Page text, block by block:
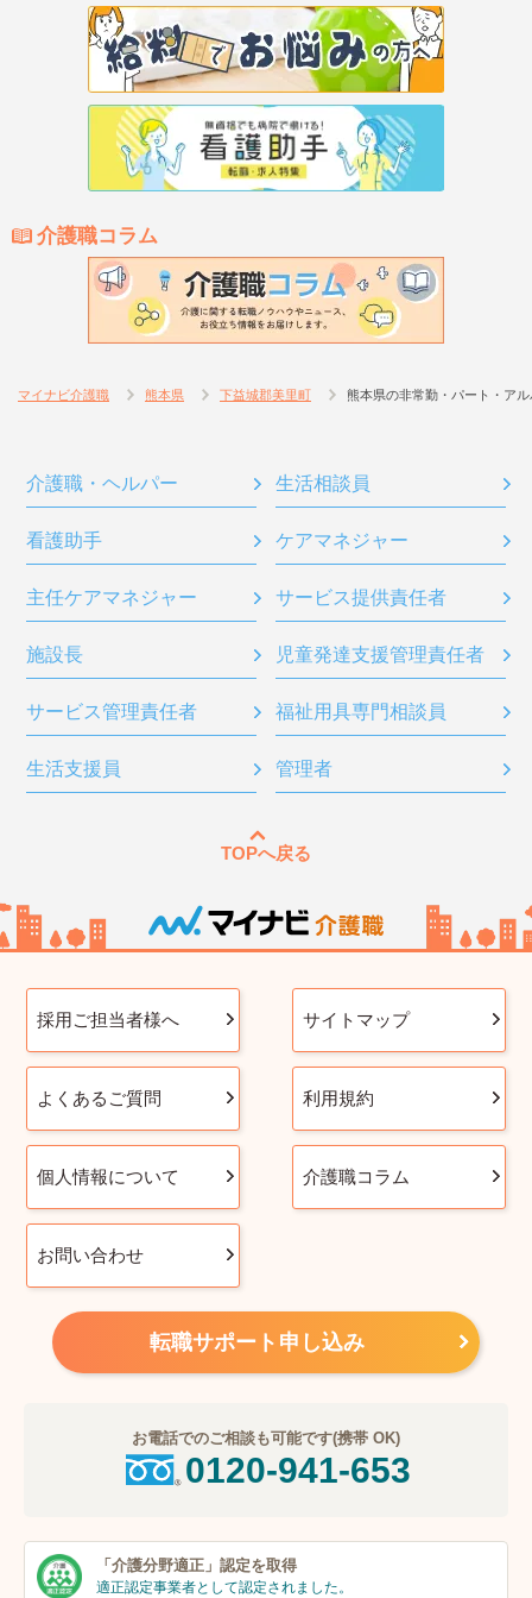
介護職コラム
マイナビ介護職 熊本県 下益城郡美里町 熊本県の非常勤・パート・ア
介護職・ヘルパー 生活相談員
看護助手 ケアマネジャー
主任ケアマネジャー サービス提供責任者
施設長 児童発達支援管理責任者
サービス管理責任者 福祉用具専門相談員
生活支援員 管理者
TOPへ戻る
採用ご担当者様へ サイトマップ
よくあるご質問 利用規約
個人情報について 介護職コラム
お問い合わせ
転職サポート申し込み
お電話でのご相談も可能です(携帯 OK)
0120-941-653
「介護分野適正」 認定を取得
適正認定事業者として認定されました。